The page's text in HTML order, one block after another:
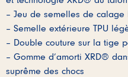
– Jeu de semelles de calage
– Semelle extérieure TPU
– Double couture sur la tige
– Gomme d’amorti XRD®
suprême des chocs